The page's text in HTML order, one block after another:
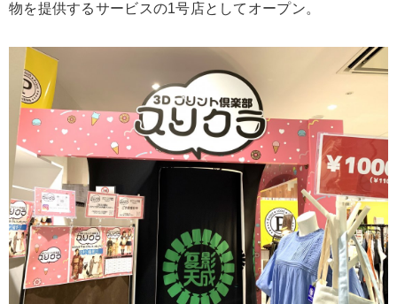
物を提供するサービスの1号店としてオープン。